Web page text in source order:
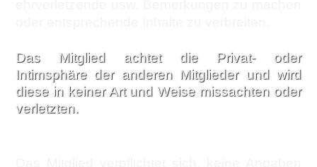
Das Mitglied achtet die Privat- oder
Intimsphäre der anderen Mitglieder und wird
diese in keiner Art und Weise missachten oder
verletzten.